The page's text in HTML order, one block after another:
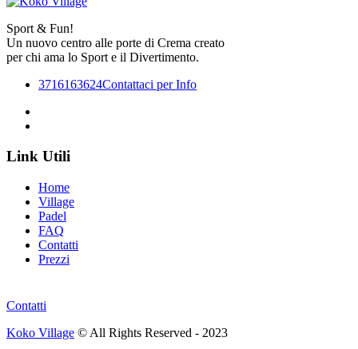
Sport & Fun!
Un nuovo centro alle porte di Crema creato
per chi ama lo Sport e il Divertimento.
3716163624Contattaci per Info
Link Utili
Home
Village
Padel
FAQ
Contatti
Prezzi
Contatti
Koko Village © All Rights Reserved - 2023